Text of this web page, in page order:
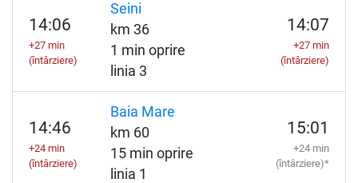
14:06
+27 min
(întârziere)
Seini
km 36
1 min oprire
linia 3
14:07
+27 min
(întârziere)
14:46
+24 min
(întârziere)
Baia Mare
km 60
15 min oprire
linia 1
15:01
+24 min
(întârziere)*